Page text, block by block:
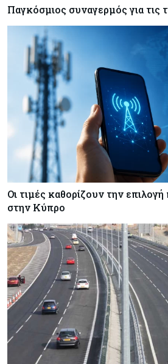
Κόσμος
Ευρωπαϊκή
σωσίβιο στην Κίνα
Κύπρος
Πώς οι κυπριακές
πόλεμο
Παγκόσμιος συναγερμός για τις
Οι τιμές καθορίζουν την
στην Κύπρο